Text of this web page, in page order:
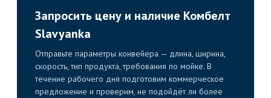
Запросить цену и наличие Комбелт
Slavyanka
Отправьте параметры конвейера — длина, ширина,
скорость, тип продукта, требования по мойке. В
течение рабочего дня подготовим коммерческое
предложение и проверим, не подойдёт ли более